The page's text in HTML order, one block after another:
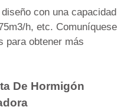
con una capacidad
h, etc. Comuníquese
para obtener más
De Hormigón